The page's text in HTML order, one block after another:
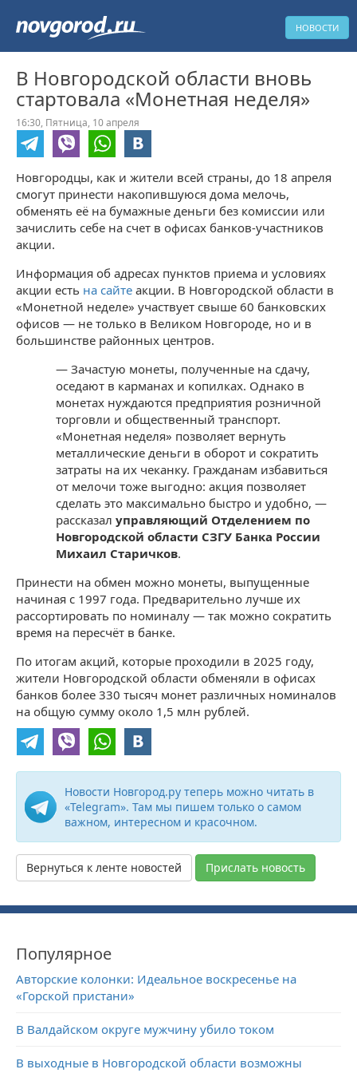
НОВОСТИ
В Новгородской области вновь
стартовала «Монетная неделя»
16:30, Пятница, 10 апреля
Новгородцы, как и жители всей страны, до 18 апреля
смогут принести накопившуюся дома мелочь,
обменять её на бумажные деньги без комиссии или
зачислить себе на счет в офисах банков-участников
акции.
Информация об адресах пунктов приема и условиях
акции есть на сайте акции. В Новгородской области в
«Монетной неделе» участвует свыше 60 банковских
офисов — не только в Великом Новгороде, но и в
большинстве районных центров.
— Зачастую монеты, полученные на сдачу,
оседают в карманах и копилках. Однако в
монетах нуждаются предприятия розничной
торговли и общественный транспорт.
«Монетная неделя» позволяет вернуть
металлические деньги в оборот и сократить
затраты на их чеканку. Гражданам избавиться
от мелочи тоже выгодно: акция позволяет
сделать это максимально быстро и удобно, —
рассказал управляющий Отделением по
Новгородской области СЗГУ Банка России
Михаил Старичков.
Принести на обмен можно монеты, выпущенные
начиная с 1997 года. Предварительно лучше их
рассортировать по номиналу — так можно сократить
время на пересчёт в банке.
По итогам акций, которые проходили в 2025 году,
жители Новгородской области обменяли в офисах
банков более 330 тысяч монет различных номиналов
на общую сумму около 1,5 млн рублей.
Новости Новгород.ру теперь можно читать в
«Telegram». Там мы пишем только о самом
важном, интересном и красочном.
Вернуться к ленте новостей Прислать новость
Популярное
Авторские колонки: Идеальное воскресенье на
«Горской пристани»
В Валдайском округе мужчину убило током
В выходные в Новгородской области возможны